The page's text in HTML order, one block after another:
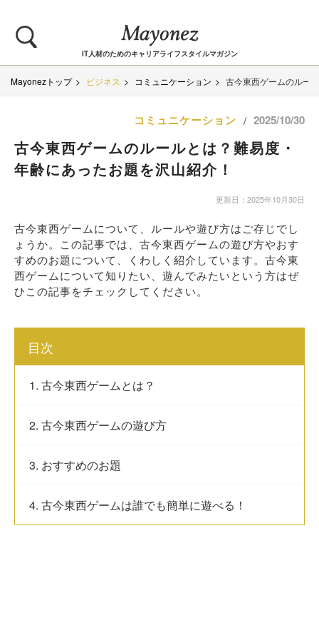
IT人材のためのキャリアライフスタイルマガジン
Mayonezトップ ビジネス コミュニケーション 古今東西ゲームのルー
コミュニケーション / 2025/10/30
古今東西ゲームのルールとは？難易度・
年齢にあったお題を沢山紹介！
更新日：2025年10月30日
古今東西ゲームについて、ルールや遊び方はご存じでし
ょうか。この記事では、古今東西ゲームの遊び方やおす
すめのお題について、くわしく紹介しています。古今東
西ゲームについて知りたい、遊んでみたいという方はぜ
ひこの記事をチェックしてください。
目次
1. 古今東西ゲームとは？
2. 古今東西ゲームの遊び方
3. おすすめのお題
4. 古今東西ゲームは誰でも簡単に遊べる！